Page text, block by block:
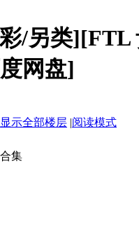
/另类][FTL
网盘]
显示全部楼层 |阅读模式
集